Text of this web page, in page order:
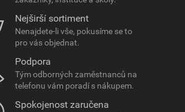
Nejširší sortiment
Nenajdete-li vše, pokusíme se to
pro vás objednat.
Podpora
Tým odborných zaměstnanců na
telefonu vám poradí s nákupem.
Spokojenost zaručena